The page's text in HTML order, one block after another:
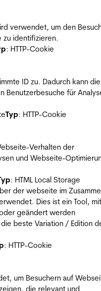
verwendet, um den
zu identifizieren.
: HTTP-Cookie
ID zu. Dadurch kann die
Benutzerbesuche für
Typ: HTTP-Cookie
Verhalten der
und Webseite-
: HTML Local Storage
der webseite im
Dies ist ein Tool,
geändert werden
beste Variation / Edition
: HTTP-Cookie
um Besuchern auf
die relevant und